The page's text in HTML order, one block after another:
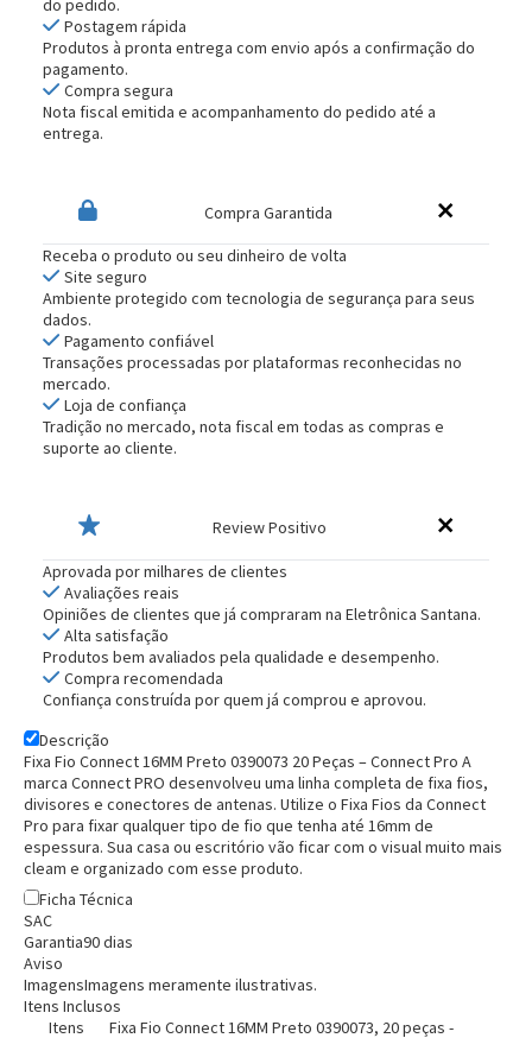
Entrega Flash
Pagamento via Pix
Retire na Loja
Postagem rápida
Produtos à pronta entrega com envio após a confirmação do
pagamento.
Compra segura
Nota fiscal emitida e acompanhamento do pedido até a
entrega.
Compra Garantida
Receba o produto ou seu dinheiro de volta
Site seguro
Ambiente protegido com tecnologia de segurança para seus
dados.
Pagamento confiável
Transações processadas por plataformas reconhecidas no
mercado.
Loja de confiança
Tradição no mercado, nota fiscal em todas as compras e
suporte ao cliente.
Review Positivo
Aprovada por milhares de clientes
Avaliações reais
Opiniões de clientes que já compraram na Eletrônica Santana.
Alta satisfação
Produtos bem avaliados pela qualidade e desempenho.
Compra recomendada
Confiança construída por quem já comprou e aprovou.
Descrição
Fixa Fio Connect 16MM Preto 0390073 20 Peças – Connect Pro A
marca Connect PRO desenvolveu uma linha completa de fixa fios,
divisores e conectores de antenas. Utilize o Fixa Fios da Connect
Pro para fixar qualquer tipo de fio que tenha até 16mm de
espessura. Sua casa ou escritório vão ficar com o visual muito mais
cleam e organizado com esse produto.
Ficha Técnica
SAC
Garantia90 dias
Aviso
ImagensImagens meramente ilustrativas.
Itens Inclusos
Itens
Fixa Fio Connect 16MM Preto 0390073, 20 peças -